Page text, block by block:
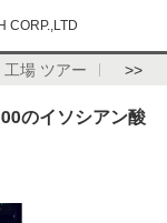
CORP.,LTD
工場 ツアー >>
のイソシアン酸